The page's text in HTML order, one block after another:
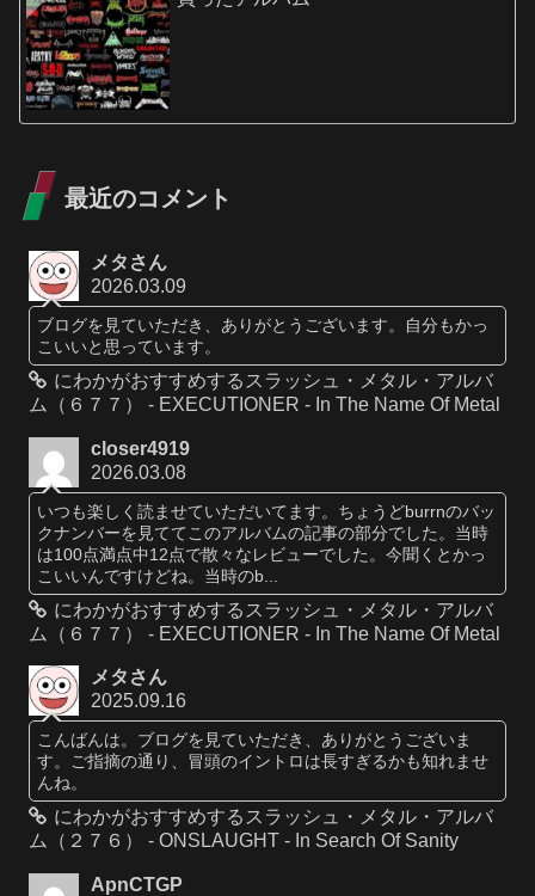
最近のコメント
メタさん
2026.03.09
ブログを見ていただき、ありがとうございます。自分もかっ
こいいと思っています。
にわかがおすすめするスラッシュ・メタル・アルバ
ム（６７７） - EXECUTIONER - In The Name Of Metal
closer4919
2026.03.08
いつも楽しく読ませていただいてます。ちょうどburrnのバッ
クナンバーを見ててこのアルバムの記事の部分でした。当時
は100点満点中12点で散々なレビューでした。今聞くとかっ
こいいんですけどね。当時のb...
にわかがおすすめするスラッシュ・メタル・アルバ
ム（６７７） - EXECUTIONER - In The Name Of Metal
メタさん
2025.09.16
こんばんは。ブログを見ていただき、ありがとうございま
す。ご指摘の通り、冒頭のイントロは長すぎるかも知れませ
んね。
にわかがおすすめするスラッシュ・メタル・アルバ
ム（２７６） - ONSLAUGHT - In Search Of Sanity
ApnCTGP